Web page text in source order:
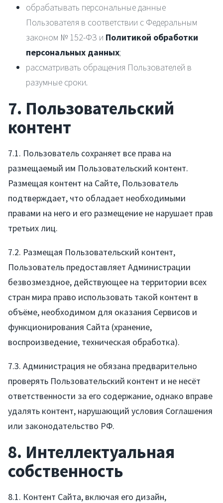
обрабатывать персональные данные
Пользователя в соответствии с Федеральным
законом № 152-ФЗ и Политикой обработки
персональных данных;
рассматривать обращения Пользователей в
разумные сроки.
7. Пользовательский
контент
7.1. Пользователь сохраняет все права на
размещаемый им Пользовательский контент.
Размещая контент на Сайте, Пользователь
подтверждает, что обладает необходимыми
правами на него и его размещение не нарушает прав
третьих лиц.
7.2. Размещая Пользовательский контент,
Пользователь предоставляет Администрации
безвозмездное, действующее на территории всех
стран мира право использовать такой контент в
объёме, необходимом для оказания Сервисов и
функционирования Сайта (хранение,
воспроизведение, техническая обработка).
7.3. Администрация не обязана предварительно
проверять Пользовательский контент и не несёт
ответственности за его содержание, однако вправе
удалять контент, нарушающий условия Соглашения
или законодательство РФ.
8. Интеллектуальная
собственность
8.1. Контент Сайта, включая его дизайн,
Услуги
Компания
Портфолио
Решения
Контакты